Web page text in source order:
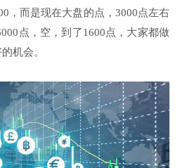
，而是现在大盘的点，3000点左右
点，空，到了1600点，大家都做
机会。